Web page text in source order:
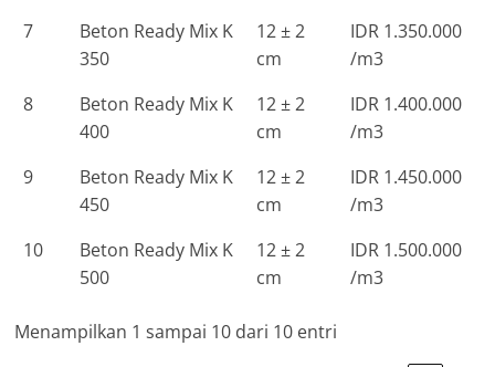
7
Beton Ready Mix K
350
12 ± 2
cm
IDR 1.350.000
/m3
8
Beton Ready Mix K
400
12 ± 2
cm
IDR 1.400.000
/m3
9
Beton Ready Mix K
450
12 ± 2
cm
IDR 1.450.000
/m3
10
Beton Ready Mix K
500
12 ± 2
cm
IDR 1.500.000
/m3
Menampilkan 1 sampai 10 dari 10 entri